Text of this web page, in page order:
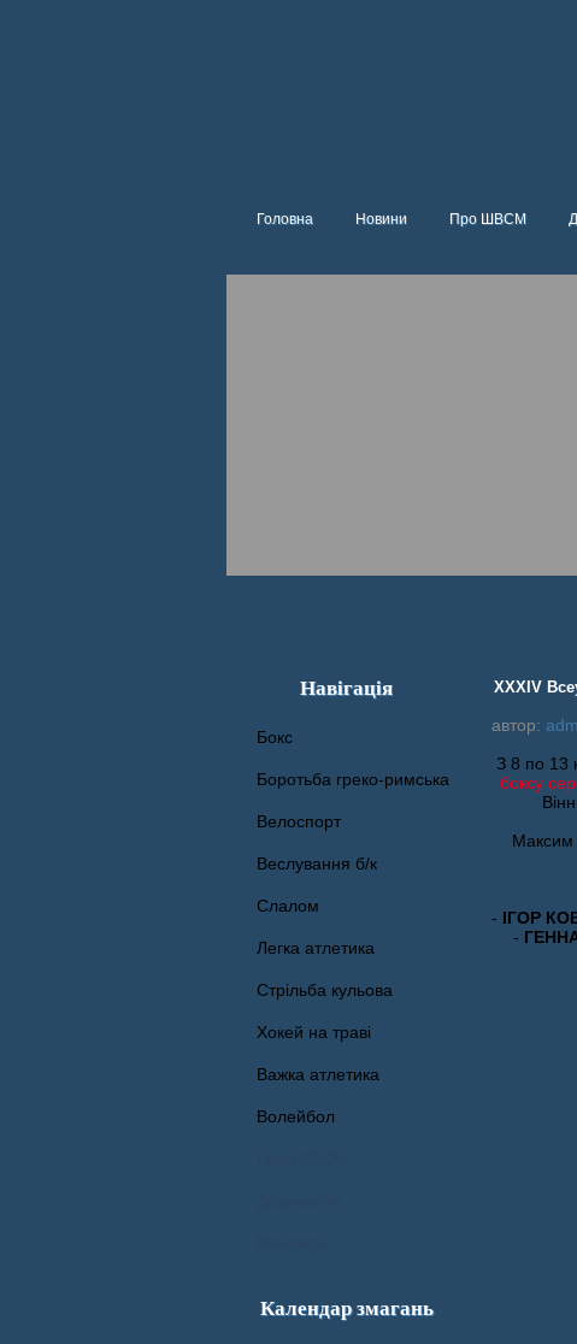
Головна Новини Про ШВСМ
Навігація
Бокс
Боротьба греко-римська
Велоспорт
Веслування б/к
Cлалом
Легка атлетика
Стрільба кульова
Хокей на траві
Важка атлетика
Волейбол
Календар змагань
XXXIV
автор:
З 8 по 13
боксу
Максим
- ІГОР
-